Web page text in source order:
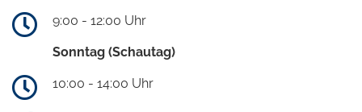
9:00 - 12:00 Uhr
Sonntag (Schautag)
10:00 - 14:00 Uhr